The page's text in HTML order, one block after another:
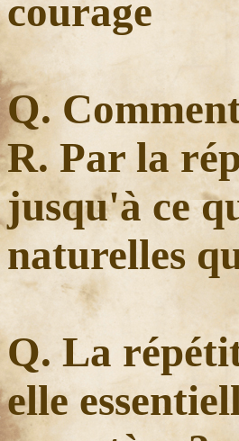
courage
Q.
R. Par la
jusqu'à ce
naturelles
Q. La
elle